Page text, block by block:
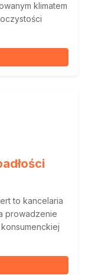
klimatem
to kancelaria
prowadzenie